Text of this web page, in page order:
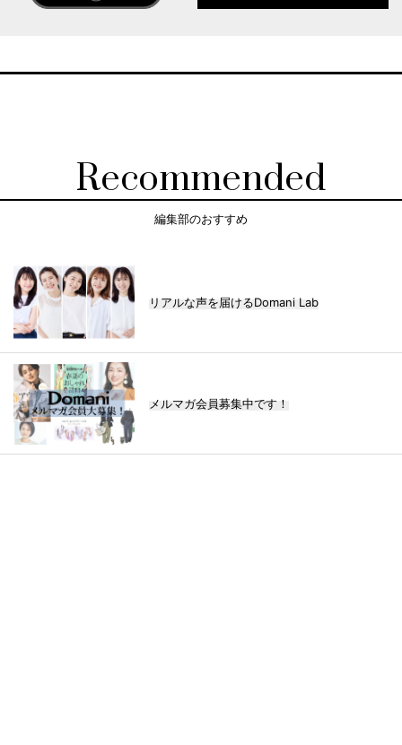
Recommended
編集部のおすすめ
リアルな声を届けるDomani Lab
メルマガ会員募集中です！